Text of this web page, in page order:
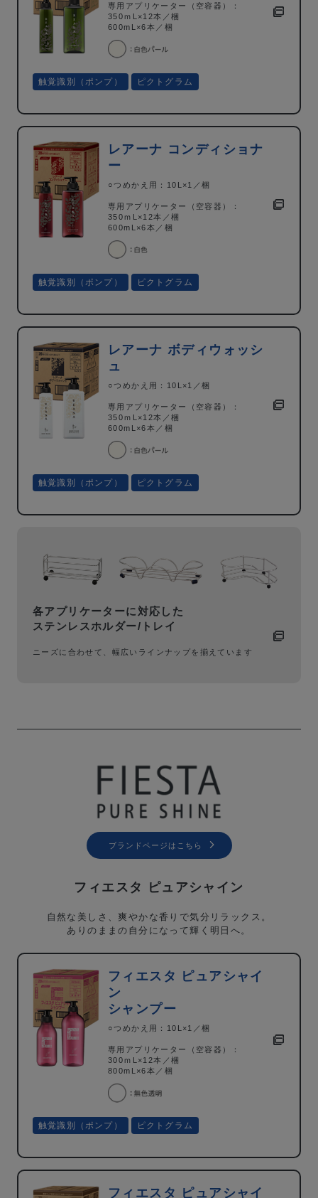
専用アプリケーター（空容器）：
350ｍL×12本／梱
600mL×6本／梱
触覚識別（ポンプ） ピクトグラム
レアーナ コンディショナ
ー
○つめかえ用：10L×1／梱
専用アプリケーター（空容器）：
350ｍL×12本／梱
600mL×6本／梱
触覚識別（ポンプ） ピクトグラム
レアーナ ボディウォッシ
ュ
○つめかえ用：10L×1／梱
専用アプリケーター（空容器）：
350ｍL×12本／梱
600mL×6本／梱
触覚識別（ポンプ） ピクトグラム
各アプリケーターに対応した
ステンレスホルダー/トレイ
ニーズに合わせて、幅広いラインナップを揃えています
ブランドページはこちら
フィエスタ ピュアシャイン
自然な美しさ、爽やかな香りで気分リラックス。
ありのままの自分になって輝く明日へ。
フィエスタ ピュアシャイ
ン
シャンプー
○つめかえ用：10L×1／梱
専用アプリケーター（空容器）：
300ｍL×12本／梱
800mL×6本／梱
触覚識別（ポンプ） ピクトグラム
フィエスタ ピュアシャイ